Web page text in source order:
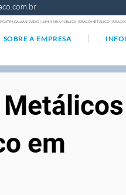
GALVANIZADO | LUMINÁRIA PÚBLICA | BRAÇO METÁLICO |
SOBRE A EMPRESA
em